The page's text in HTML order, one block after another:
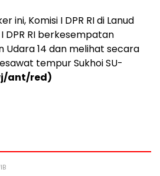
ini, Komisi I DPR RI di Lanud
DPR RI berkesempatan
Udara 14 dan melihat secara
tempur Sukhoi SU-
ant/red)